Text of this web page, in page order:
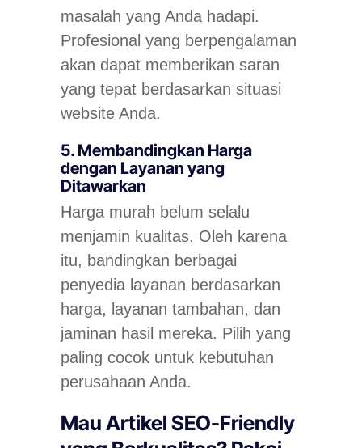
masalah yang Anda hadapi.
Profesional yang berpengalaman
akan dapat memberikan saran
yang tepat berdasarkan situasi
website Anda.
5. Membandingkan Harga
dengan Layanan yang
Ditawarkan
Harga murah belum selalu
menjamin kualitas. Oleh karena
itu, bandingkan berbagai
penyedia layanan berdasarkan
harga, layanan tambahan, dan
jaminan hasil mereka. Pilih yang
paling cocok untuk kebutuhan
perusahaan Anda.
Mau Artikel SEO-Friendly